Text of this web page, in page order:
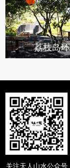
荔枝岛
关注天人山水公众号